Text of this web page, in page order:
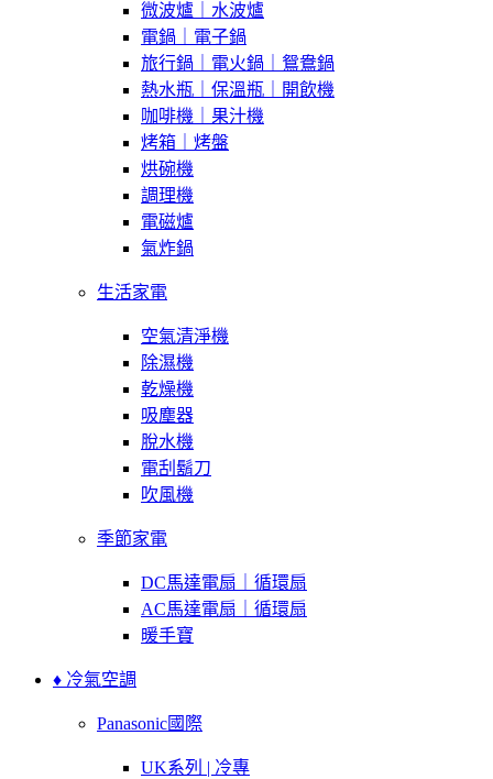
微波爐｜水波爐
電鍋｜電子鍋
旅行鍋｜電火鍋｜鴛鴦鍋
熱水瓶｜保溫瓶｜開飲機
咖啡機｜果汁機
烤箱｜烤盤
烘碗機
調理機
電磁爐
氣炸鍋
生活家電
空氣清淨機
除濕機
乾燥機
吸塵器
脫水機
電刮鬍刀
吹風機
季節家電
DC馬達電扇｜循環扇
AC馬達電扇｜循環扇
暖手寶
♦ 冷氣空調
Panasonic國際
UK系列 | 冷專